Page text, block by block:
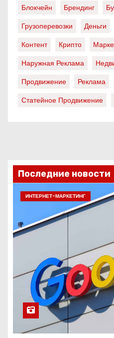
Блокчейн
Брендинг
Грузоперевозки
Деньги
Контент
Крипто
Наружная Реклама
Продвижение
Реклама
Статейное Продвижение
Последние новости
ИНТЕРНЕТ-МАРКЕТИНГ